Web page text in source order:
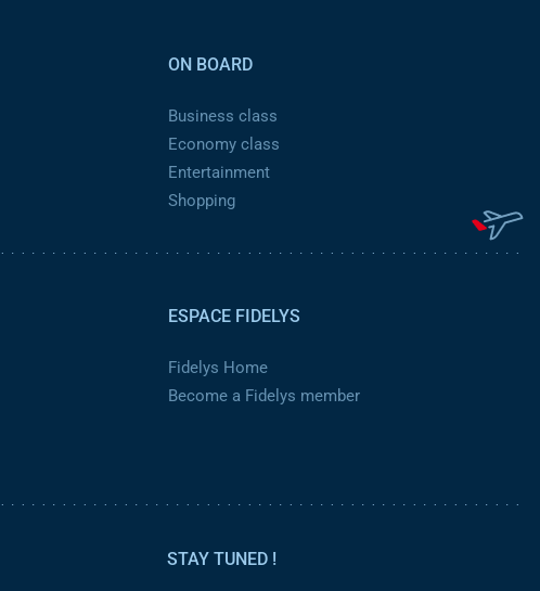
ON BOARD
Business class
Economy class
Entertainment
Shopping
ESPACE FIDELYS
Fidelys Home
Become a Fidelys member
STAY TUNED !